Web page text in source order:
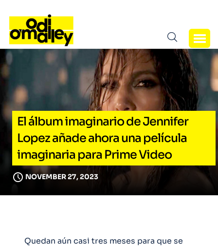
El álbum imaginario de Jennifer
Lopez añade ahora una película
imaginaria para Prime Video
NOVEMBER 27, 2023
Quedan aún casi tres meses para que se